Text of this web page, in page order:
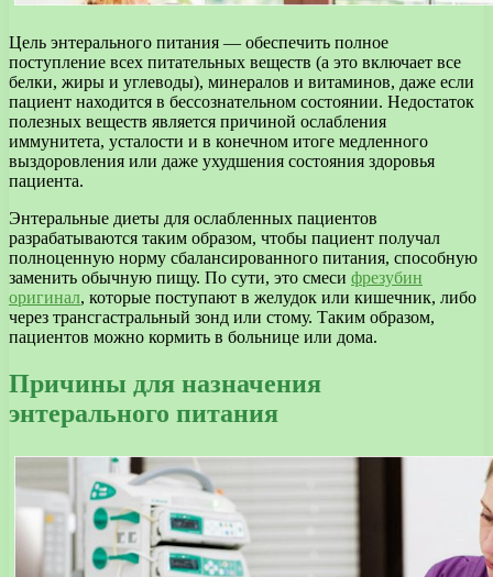
Цель энтерального питания — обеспечить полное
поступление всех питательных веществ (а это включает все
белки, жиры и углеводы), минералов и витаминов, даже если
пациент находится в бессознательном состоянии. Недостаток
полезных веществ является причиной ослабления
иммунитета, усталости и в конечном итоге медленного
выздоровления или даже ухудшения состояния здоровья
пациента.
Энтеральные диеты для ослабленных пациентов
разрабатываются таким образом, чтобы пациент получал
полноценную норму сбалансированного питания, способную
заменить обычную пищу. По сути, это смеси фрезубин
оригинал, которые поступают в желудок или кишечник, либо
через трансгастральный зонд или стому. Таким образом,
пациентов можно кормить в больнице или дома.
Причины для назначения
энтерального питания